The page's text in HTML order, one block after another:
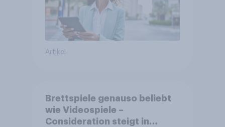
Artikel
Brettspiele genauso beliebt
wie Videospiele –
Consideration steigt in